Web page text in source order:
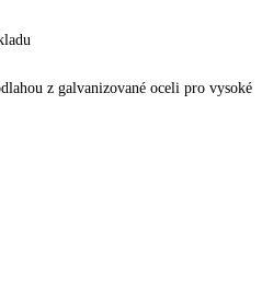
z galvanizované oceli pro vysoké